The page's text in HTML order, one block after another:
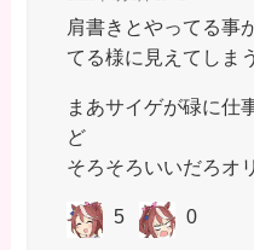
肩書きとやってる事
てる様に見えてしまう
まあサイゲが碌に仕
ど
そろそろいいだろオ
5 0